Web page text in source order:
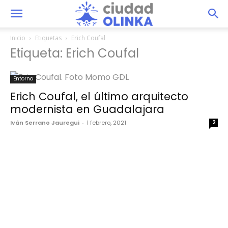
Inicio Etiquetas Erich Coufal
Etiqueta: Erich Coufal
Entorno
Erich Coufal, el último arquitecto
modernista en Guadalajara
Iván Serrano Jauregui - 1 febrero, 2021 2